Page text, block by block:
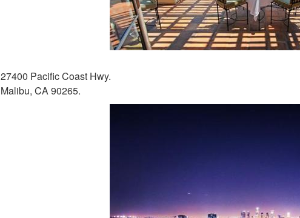
27400 Pacific Coast Hwy.
Malibu, CA 90265.